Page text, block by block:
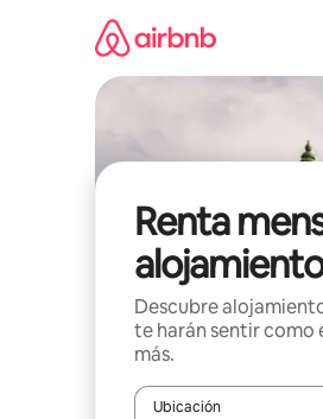
Renta
Descubre
te harán sentir como
más.
Ubicación